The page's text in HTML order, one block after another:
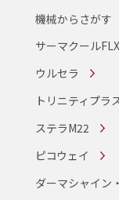
機械からさがす
サーマクールFLX
ウルセラ
トリニティプラ
ステラM22
ピコウェイ
ダーマシャイン